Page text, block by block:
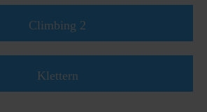
Climbing 2
Klettern